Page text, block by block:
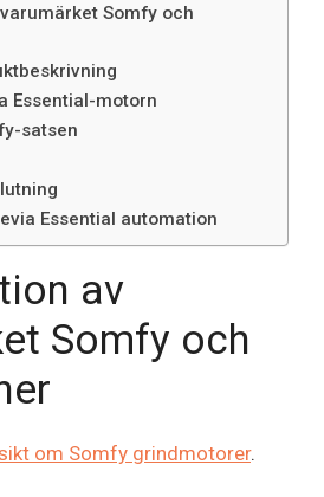
Somfy och
Essential-motorn
satsen
Essential automation
av
Somfy och
om Somfy grindmotorer.